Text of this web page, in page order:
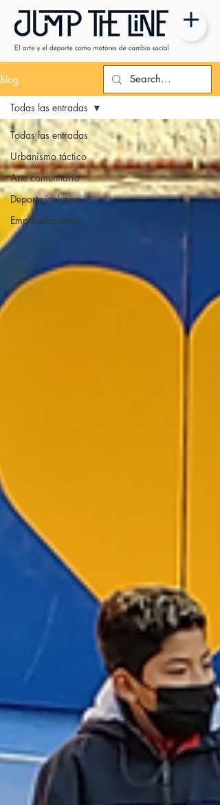
Blog
Todas las entradas
Urbanismo táctico
Arte comunitario
Deporte inclusivo
Emprendimiento
Todas las entradas